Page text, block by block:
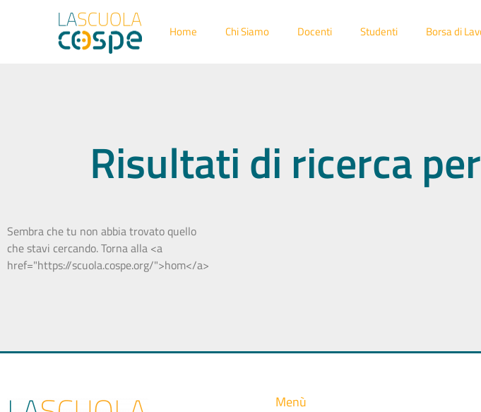
Home Chi Siamo Docenti Studenti Borsa di
Risultati di ricerca
Sembra che tu non abbia trovato quello
che stavi cercando. Torna alla <a
href="https://scuola.cospe.org/">hom</a>
Menù